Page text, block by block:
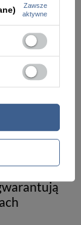
Zawsze
aktywne